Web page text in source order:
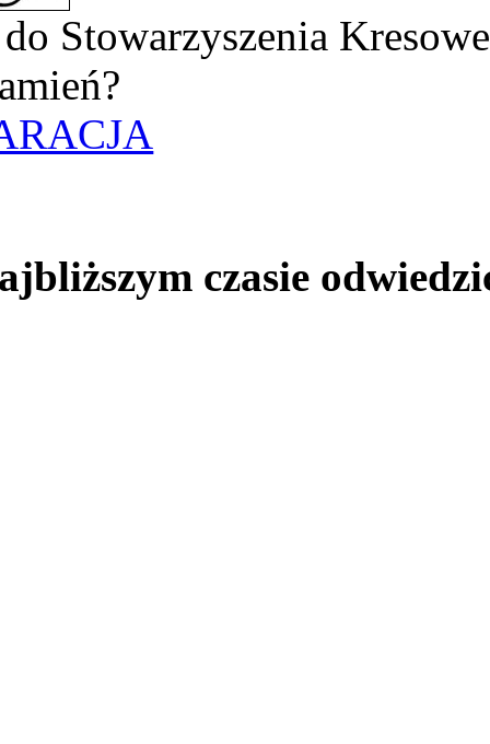
Stowarzyszenia
czasie